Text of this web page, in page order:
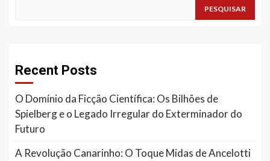
PESQUISAR
Recent Posts
O Domínio da Ficção Científica: Os Bilhões de
Spielberg e o Legado Irregular do Exterminador do
Futuro
A Revolução Canarinho: O Toque Midas de Ancelotti